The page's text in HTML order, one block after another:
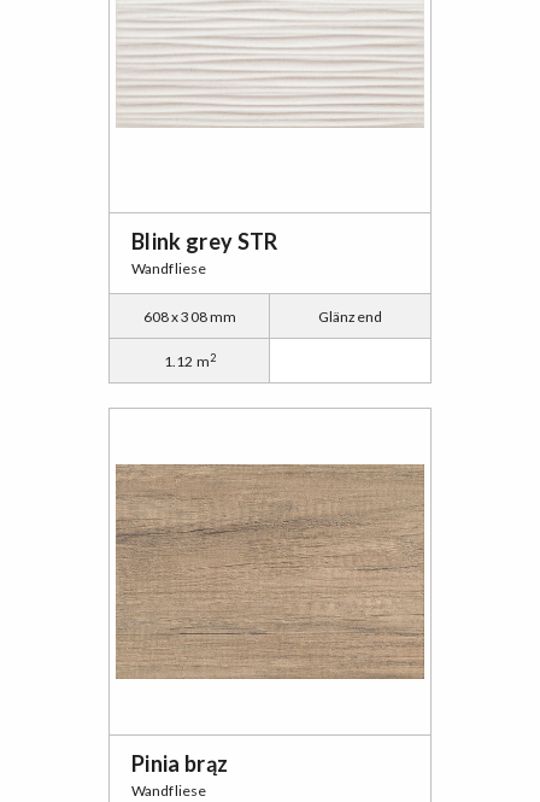
Blink grey STR
Wandfliese
608 x 308 mm Glänzend
1.12 m2
Pinia brąz
Wandfliese